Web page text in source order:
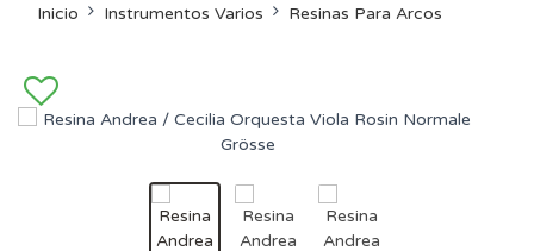
Inicio Instrumentos Varios Resinas Para Arcos